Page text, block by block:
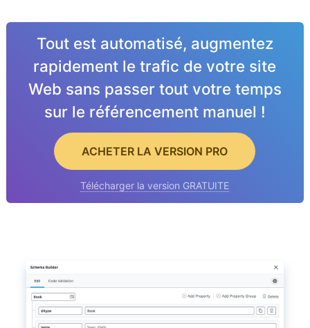
Tout est automatisé, augmentez
rapidement le trafic de votre site
Web sans passer tout votre temps
sur le référencement manuel !
ACHETER LA VERSION PRO
Télécharger la version GRATUITE